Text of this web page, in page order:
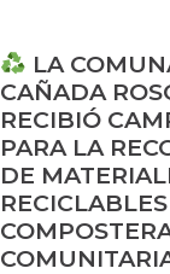
LA
CAÑADA
RECIBIÓ
PARA LA
DE